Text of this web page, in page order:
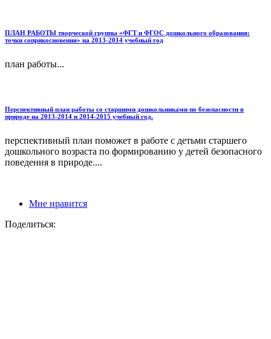
ПЛАН РАБОТЫ творческой группы «ФГТ и ФГОС дошкольного образования:
точки соприкосновения» на 2013-2014 учебный год
план работы...
Перспективный план работы со старшими дошкольниками по безопасности в
природе на 2013-2014 и 2014-2015 учебный год.
перспективный план поможет в работе с детьми старшего
дошкольного возраста по формированию у детей безопасного
поведения в природе....
Мне нравится
Поделиться: